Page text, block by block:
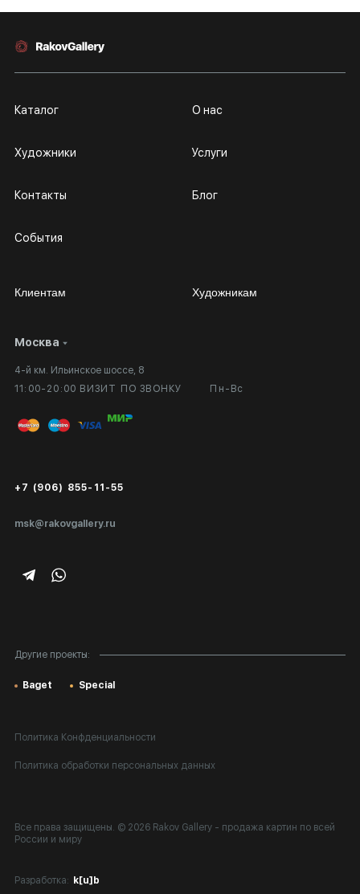
Москва
4-й км. Ильинское шоссе, 8
11:00-20:00 ВИЗИТ ПО ЗВОНКУ
Пн-Вс
msk@rakovgallery.ru
+7 (906) 855-11-55
Каталог
Художники
Контакты
События
О нас
Услуги
Блог
Другие проекты:
Baget Special
Клиентам
Личный кабинет
Вопросы и ответы
Публичная оферта
Экспертиза/Вывоз за границу
Подарочные сертификаты
Художникам
Сотрудничество
Выставка в галерее
Политика Конфденциальности
Политика обработки персональных данных
Все права защищены. © 2026 Rakov Gallery - продажа картин по всей
России и миру
Разработка: k[u]b